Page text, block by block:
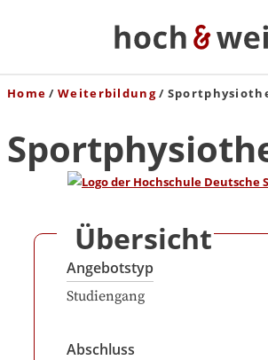
Home Weiterbildung
Übersicht
Angebotstyp
Studiengang
Abschluss